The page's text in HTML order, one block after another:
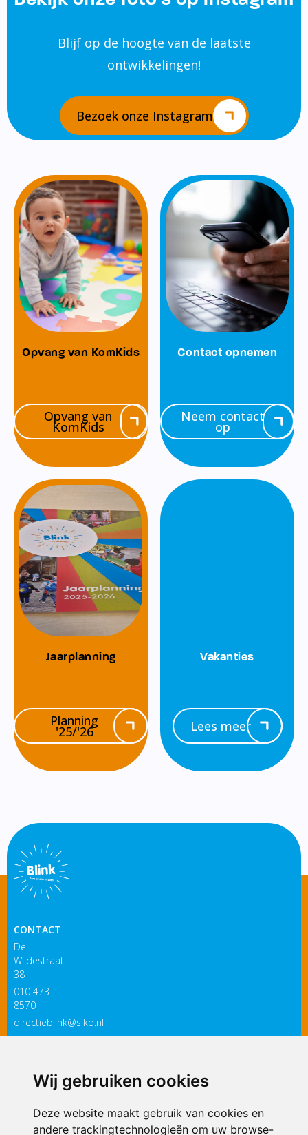
Wij gebruiken cookies
Deze website maakt gebruik van cookies en
andere trackingtechnologieën om uw browse-
Blijf op de hoogte van de laatste
ontwikkelingen!
Bezoek onze Instagram
Opvang van KomKids
Opvang van
KomKids
Contact opnemen
Neem contact
op
Jaarplanning
Planning
'25/'26
Vakanties
Lees meer
CONTACT
De
Wildestraat
38
010 473
8570
directieblink@siko.nl
3119 PM
ONDERDEEL VAN